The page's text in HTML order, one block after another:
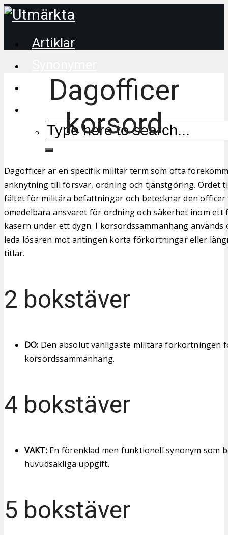
Artiklar
Korsordstips
Dagofficer
korsord
Dagofficer är en specifik militär term som ofta
anknytning till försvar, ordning och tjänstgöring. Ordet
fältet för militära befattningar och betecknar den officer
omedelbara ansvaret för ordning och säkerhet inom ett
kasern under ett dygn. I korsordssammanhang
leda lösaren mot antingen korta förkortningar eller
titlar.
2 bokstäver
DO: Den absolut vanligaste militära förkortningen
korsordssammanhang.
4 bokstäver
VAKT:En förenklad men funktionell synonym som
huvudsakliga uppgift.
5 bokstäver